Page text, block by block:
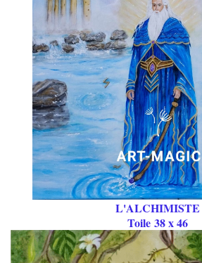
L'ALCHIMISTE
Toile 38 x 46